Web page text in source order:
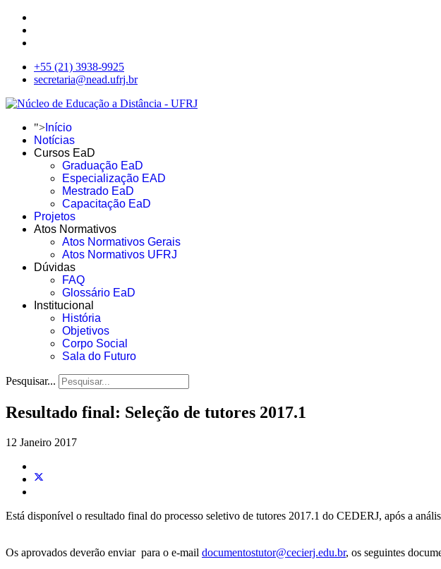
+55 (21) 3938-9925
secretaria@nead.ufrj.br
"> Início
Notícias
Cursos EaD
Graduação EaD
Especialização EAD
Mestrado EaD
Capacitação EaD
Projetos
Atos Normativos
Atos Normativos Gerais
Atos Normativos UFRJ
Dúvidas
FAQ
Glossário EaD
Institucional
História
Objetivos
Corpo Social
Sala do Futuro
Pesquisar...
Resultado final: Seleção de tutores 2017.1
12 Janeiro 2017
Está disponível o resultado final do processo seletivo de tutores 2017.1 do CEDERJ, após a
Os aprovados deverão enviar para o e-mail documentostutor@cecierj.edu.br, os seguintes